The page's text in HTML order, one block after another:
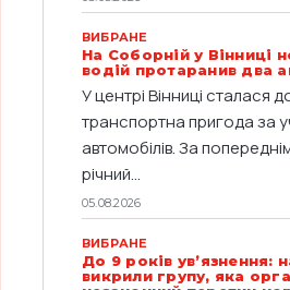
ВИБРАНЕ
На Соборній у Вінниці
водій протаранив два
У центрі Вінниці сталася
транспортна пригода за
автомобілів. За
річний...
05.08.2026
ВИБРАНЕ
До 9 років ув’язнення:
викрили групу, яка